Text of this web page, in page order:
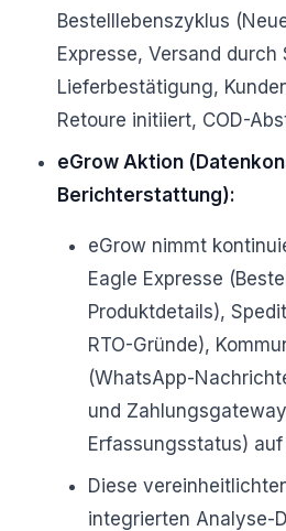
Bestelllebenszyklus
Expresse, Versand durch
Lieferbestätigung,
Retoure initiiert, COD-
eGrow Aktion
Berichterstattung):
eGrow nimmt
Eagle Expresse
Produktdetails),
RTO-Gründe),
(WhatsApp-
und
Erfassungsstatus)
Diese
integrierten Analyse-